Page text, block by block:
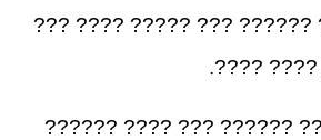
????: ????? ?? ?????? ???
????? ???
????? ????? ??? ??????